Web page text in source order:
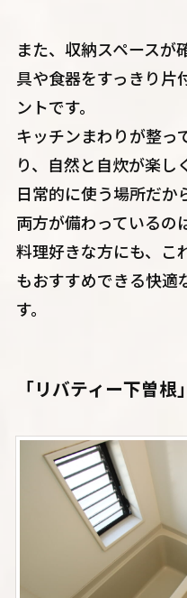
また、収納スペースが
具や食器をすっきり片
ントです。
キッチンまわりが整っ
り、自然と自炊が楽し
日常的に使う場所だか
両方が備わっているの
料理好きな方にも、こ
もおすすめできる快適
す。
「リバティー下曽